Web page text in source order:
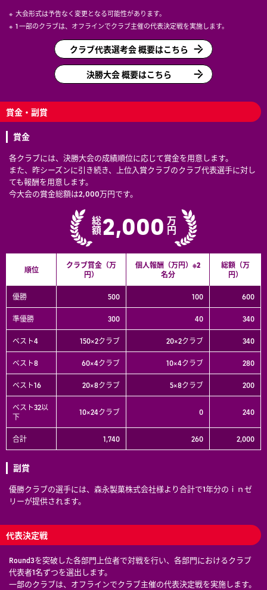
大会形式は予告なく変更となる可能性があります。
1 一部のクラブは、オフラインでクラブ主催の代表決定戦を実施します。
クラブ代表選考会 概要はこちら
決勝大会 概要はこちら
賞金・副賞
賞金
各クラブには、決勝大会の成績順位に応じて賞金を用意します。
また、昨シーズンに引き続き、上位入賞クラブのクラブ代表選手に対し
ても報酬を用意します。
今大会の賞金総額は2,000万円です。
総額2,000万円
順位
クラブ賞金（万
円）
個人報酬（万円）※2
名分
総額（万
円）
優勝 500 100 600
準優勝 300 40 340
ベスト4 150×2クラブ 20×2クラブ 340
ベスト8 60×4クラブ 10×4クラブ 280
ベスト16 20×8クラブ 5×8クラブ 200
ベスト32以
下
10×24クラブ 0 240
合計 1,740 260 2,000
副賞
優勝クラブの選手には、森永製菓株式会社様より合計で1年分のｉｎゼ
リーが提供されます。
代表決定戦
Round3を突破した各部門上位者で対戦を行い、各部門におけるクラブ
代表者1名ずつを選出します。
一部のクラブは、オフラインでクラブ主催の代表決定戦を実施します。